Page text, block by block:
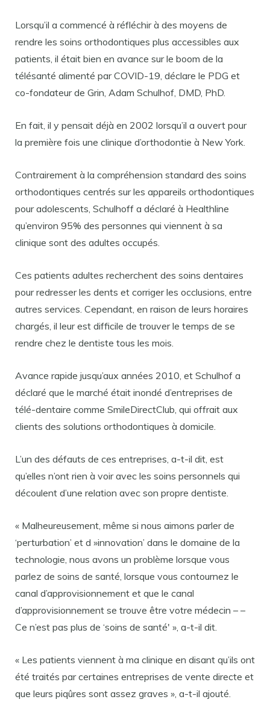
Lorsqu’il a commencé à réfléchir à des moyens de
rendre les soins orthodontiques plus accessibles aux
patients, il était bien en avance sur le boom de la
télésanté alimenté par COVID-19, déclare le PDG et
co-fondateur de Grin, Adam Schulhof, DMD, PhD.
En fait, il y pensait déjà en 2002 lorsqu’il a ouvert pour
la première fois une clinique d’orthodontie à New York.
Contrairement à la compréhension standard des soins
orthodontiques centrés sur les appareils orthodontiques
pour adolescents, Schulhoff a déclaré à Healthline
qu’environ 95% des personnes qui viennent à sa
clinique sont des adultes occupés.
Ces patients adultes recherchent des soins dentaires
pour redresser les dents et corriger les occlusions, entre
autres services. Cependant, en raison de leurs horaires
chargés, il leur est difficile de trouver le temps de se
rendre chez le dentiste tous les mois.
Avance rapide jusqu’aux années 2010, et Schulhof a
déclaré que le marché était inondé d’entreprises de
télé-dentaire comme SmileDirectClub, qui offrait aux
clients des solutions orthodontiques à domicile.
L’un des défauts de ces entreprises, a-t-il dit, est
qu’elles n’ont rien à voir avec les soins personnels qui
découlent d’une relation avec son propre dentiste.
« Malheureusement, même si nous aimons parler de
‘perturbation’ et d »innovation’ dans le domaine de la
technologie, nous avons un problème lorsque vous
parlez de soins de santé, lorsque vous contournez le
canal d’approvisionnement et que le canal
d’approvisionnement se trouve être votre médecin – –
Ce n’est pas plus de ‘soins de santé' », a-t-il dit.
« Les patients viennent à ma clinique en disant qu’ils ont
été traités par certaines entreprises de vente directe et
que leurs piqûres sont assez graves », a-t-il ajouté.